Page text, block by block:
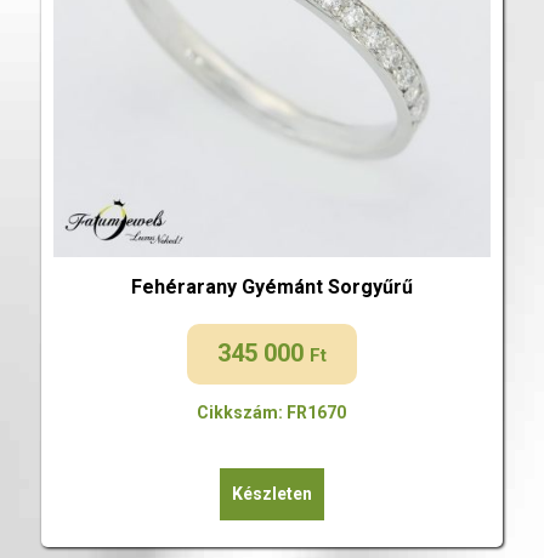
Fehérarany Gyémánt Sorgyűrű
345 000 Ft
Cikkszám: FR1670
Készleten